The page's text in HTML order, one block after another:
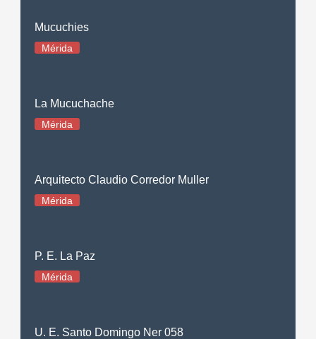
Mucuchies
Mérida
La Mucuchache
Mérida
Arquitecto Claudio Corredor Muller
Mérida
P. E. La Paz
Mérida
U. E. Santo Domingo Ner 058